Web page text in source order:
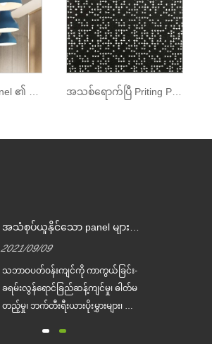
PET Acoustic Panel ၏ အရောင်အသစ်များ အသစ်ရောက်ပြီ Priting Pet Acoustic Panel
အသံစုပ်ယူနိုင်သော panel များ၏
2021/09/09
သဘာဝပတ်ဝန်းကျင်ကို ကာကွယ်ခြင်း-
ခရမ်းလွန်ရောင်ခြည်ဆန့်ကျင်မှု၊ ဓါတ်မ
တည့်မှု၊ ဘက်တီးရီးယားပိုးမွှားများ၊ ဖော်